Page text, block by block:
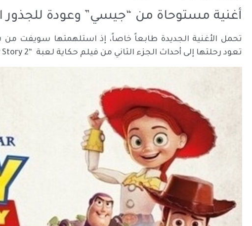
أغنية مستوحاة من “جيسي” وعودة للجذور
تحمل الأغنية الجديدة طابعاً خاصاً، إذ استلهمتها سويفت من
تعود رحلتها إلى أحداث الجزء الثاني من فيلم حكاية لعبة “Toy Story 2”.